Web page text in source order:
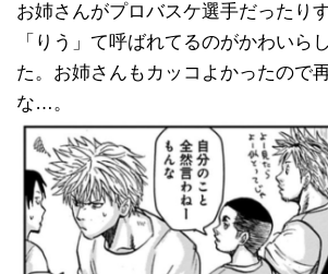
お姉さんがプロバスケ選手だったり
「りう」て呼ばれてるのがかわいら
た。お姉さんもカッコよかったので
な…。